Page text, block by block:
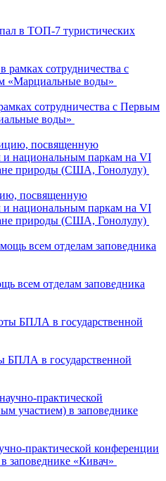
в ТОП-7 туристических
сотрудничества с Первым
воды»
посвященную
и национальным паркам на VI
природы (США, Гонолулу)
всем отделам заповедника
БПЛА в государственной
практической конференции
заповеднике «Кивач»